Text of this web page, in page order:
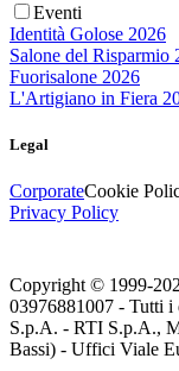
Eventi
Identità Golose 2026
Salone del Risparmio
Fuorisalone 2026
L'Artigiano in Fiera
Legal
CorporateCookie
Privacy Policy
Copyright © 1999-
03976881007 - Tutti
S.p.A. - RTI S.p.A.,
Bassi) - Uffici Viale